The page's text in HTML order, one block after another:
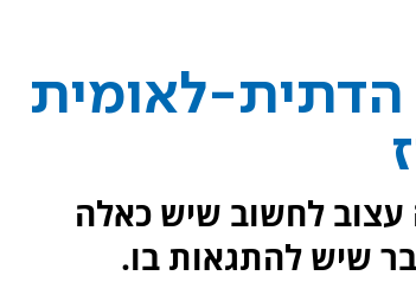
לאומית
עצוב לחשוב שיש כאלה
שיש להתגאות בו.